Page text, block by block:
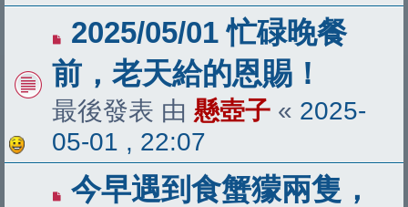
2025/05/01 忙碌晚餐
前，老天給的恩賜！
最後發表 由 懸壺子 « 2025-
05-01 , 22:07
今早遇到食蟹獴兩隻，